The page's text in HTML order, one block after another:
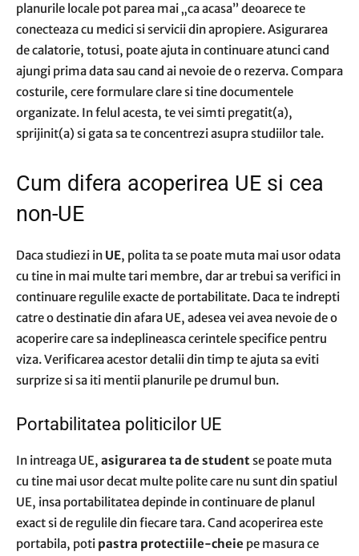
planurile locale pot parea mai „ca acasa” deoarece te
conecteaza cu medici si servicii din apropiere. Asigurarea
de calatorie, totusi, poate ajuta in continuare atunci cand
ajungi prima data sau cand ai nevoie de o rezerva. Compara
costurile, cere formulare clare si tine documentele
organizate. In felul acesta, te vei simti pregatit(a),
sprijinit(a) si gata sa te concentrezi asupra studiilor tale.
Cum difera acoperirea UE si cea
non-UE
Daca studiezi in UE, polita ta se poate muta mai usor odata
cu tine in mai multe tari membre, dar ar trebui sa verifici in
continuare regulile exacte de portabilitate. Daca te indrepti
catre o destinatie din afara UE, adesea vei avea nevoie de o
acoperire care sa indeplineasca cerintele specifice pentru
viza. Verificarea acestor detalii din timp te ajuta sa eviti
surprize si sa iti mentii planurile pe drumul bun.
Portabilitatea politicilor UE
In intreaga UE, asigurarea ta de student se poate muta
cu tine mai usor decat multe polite care nu sunt din spatiul
UE, insa portabilitatea depinde in continuare de planul
exact si de regulile din fiecare tara. Cand acoperirea este
portabila, poti pastra protectiile-cheie pe masura ce